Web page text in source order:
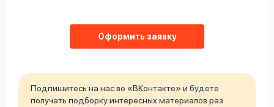
Оформить заявку
Подпишитесь на нас во «ВКонтакте» и будете
получать подборку интересных материалов раз